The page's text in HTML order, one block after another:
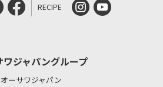
RECIPE
ワジャパングループ
オーサワジャパン